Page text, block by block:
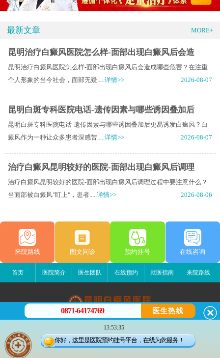
最新文章 MORE+
昆明治疗白癜风医院怎么样-面部出现白癜风后会造
昆明治疗白癜风医院怎么样-面部出现白癜风后会造成哪些危害？在注重
个人形象的当今社会，面部无疑.....详情>> 2026-08-07
昆明白斑专科医院电话-遗传因素与哪些诱因叠加后
昆明白斑专科医院电话-遗传因素与哪些诱因叠加后更易诱发白癜风？白
癜风作为一种让众多患者深感苦.....详情>> 2026-08-07
治疗白癜风昆明较好的医院-面部出现白癜风后调理
治疗白癜风昆明较好的医院-面部出现白癜风后调理过程中要注意什么？
当面部被白癜风"盯上"，患者.....详情>> 2026-08-06
来院路线 图文问诊 预约挂号 在线咨询
首页 医院简介 医生团队 在线预约 就医指南 来院路线
昆明白癜风医院
昆明市五华区护国路2号
版权所有：昆明白癜风医院
0871-64174769 医生热线
13:53:35
你好，这里是医院预约挂号平台，在线为您服务！